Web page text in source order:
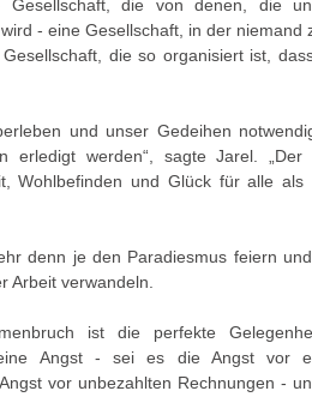
Gesellschaft, die von denen, die
- eine Gesellschaft, in der niemand
die so organisiert ist,
und unser Gedeihen
erledigt werden“, sagte Jarel.
Wohlbefinden und Glück für alle
denn je den Paradiesmus feiern
Arbeit verwandeln.
ist die perfekte
Angst - sei es die Angst vor
vor unbezahlten Rechnungen -